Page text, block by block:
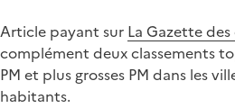
Article payant sur La Gazette
complément deux classements
PM et plus grosses PM dans les
habitants.